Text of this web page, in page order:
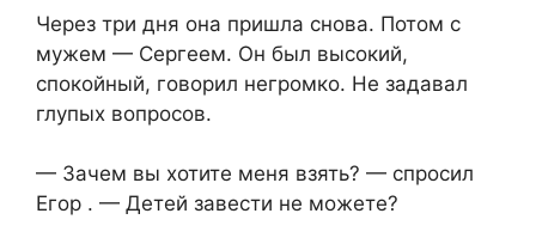
Через три дня она пришла снова. Потом с
мужем — Сергеем. Он был высокий,
спокойный, говорил негромко. Не задавал
глупых вопросов.
— Зачем вы хотите меня взять? — спросил
Егор . — Детей завести не можете?